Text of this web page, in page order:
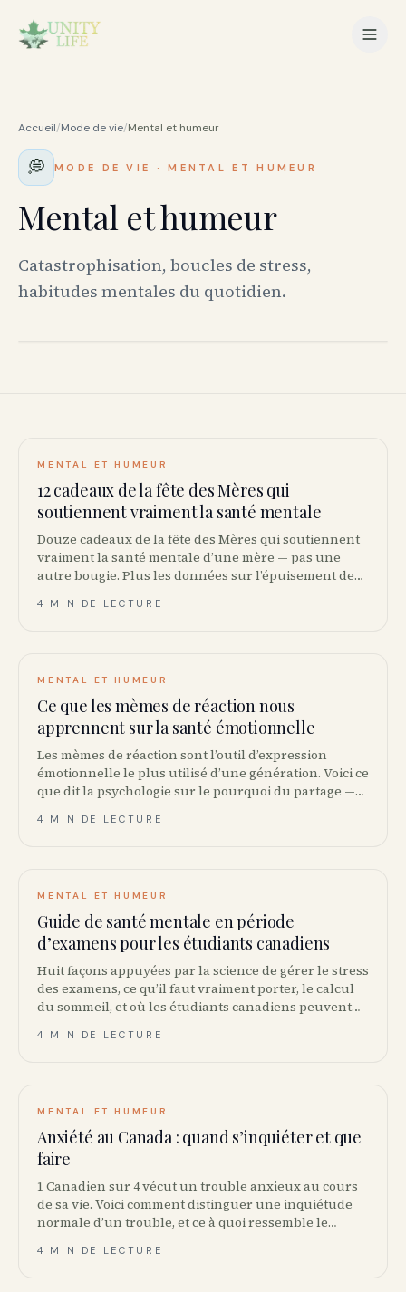
Accueil/Mode de vie/Mental et humeur
💭 MODE DE VIE ·MENTAL ET HUMEUR
Mental et humeur
Catastrophisation, boucles de stress,
habitudes mentales du quotidien.
MENTAL ET HUMEUR
12 cadeaux de la fête des Mères qui
soutiennent vraiment la santé mentale
Douze cadeaux de la fête des Mères qui soutiennent
vraiment la santé mentale d’une mère — pas une
autre bougie. Plus les données sur l’épuisement des
4 MIN DE LECTURE
MENTAL ET HUMEUR
Ce que les mèmes de réaction nous
apprennent sur la santé émotionnelle
Les mèmes de réaction sont l’outil d’expression
émotionnelle le plus utilisé d’une génération. Voici ce
que dit la psychologie sur le pourquoi du partage —
mentale.
4 MIN DE LECTURE
MENTAL ET HUMEUR
Guide de santé mentale en période
d’examens pour les étudiants canadiens
Huit façons appuyées par la science de gérer le stress
des examens, ce qu’il faut vraiment porter, le calcul
du sommeil, et où les étudiants canadiens peuvent
4 MIN DE LECTURE
MENTAL ET HUMEUR
Anxiété au Canada : quand s’inquiéter et que
faire
1 Canadien sur 4 vécut un trouble anxieux au cours
de sa vie. Voici comment distinguer une inquiétude
normale d’un trouble, et ce à quoi ressemble le
4 MIN DE LECTURE